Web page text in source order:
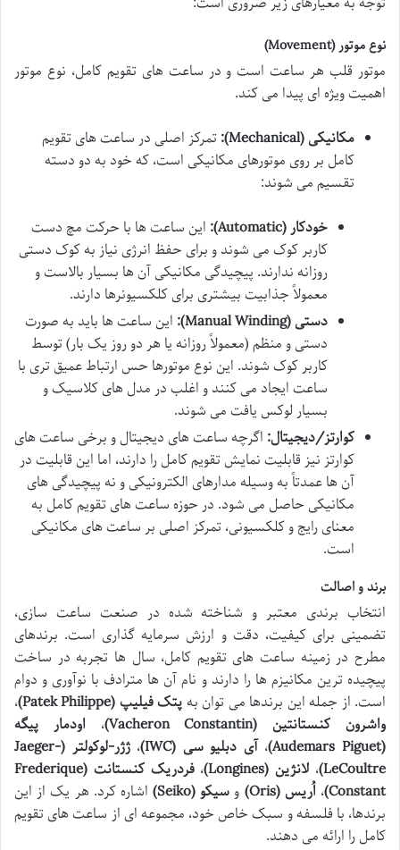
نوع موتور (Movement)
موتور قلب هر ساعت است و در ساعت های تقویم کامل، نوع موتور
اهمیت ویژه ای پیدا می کند.
مکانیکی (Mechanical):
تمرکز اصلی در ساعت های تقویم
کامل بر روی موتورهای مکانیکی است، که خود به دو دسته
تقسیم می شوند:
خودکار (Automatic):
این ساعت ها با حرکت مچ دست
کاربر کوک می شوند و برای حفظ انرژی نیاز به کوک دستی
روزانه ندارند. پیچیدگی مکانیکی آن ها بسیار بالاست و
معمولاً جذابیت بیشتری برای کلکسیونرها دارند.
دستی (Manual Winding):
این ساعت ها باید به صورت
دستی و منظم (معمولاً روزانه یا هر دو روز یک بار) توسط
کاربر کوک شوند. این نوع موتورها حس ارتباط عمیق تری با
ساعت ایجاد می کنند و اغلب در مدل های کلاسیک و
بسیار لوکس یافت می شوند.
کوارتز/دیجیتال: اگرچه ساعت های دیجیتال و برخی ساعت های
کوارتز نیز قابلیت نمایش تقویم کامل را دارند، اما این قابلیت در
آن ها عمدتاً به وسیله مدارهای الکترونیکی و نه پیچیدگی های
مکانیکی حاصل می شود. در حوزه ساعت های تقویم کامل به
معنای رایج و کلکسیونی، تمرکز اصلی بر ساعت های مکانیکی
است.
برند و اصالت
انتخاب برندی معتبر و شناخته شده در صنعت ساعت سازی،
تضمینی برای کیفیت، دقت و ارزش سرمایه گذاری است. برندهای
مطرح در زمینه ساعت های تقویم کامل، سال ها تجربه در ساخت
پیچیده ترین مکانیزم ها را دارند و نام آن ها مترادف با نوآوری و دوام
است. از جمله این برندها می توان بهپتک فیلیپ (Patek Philippe)
،
واشرون کنستانتین (Vacheron Constantin)
، اودمار پیگه
(Audemars Piguet)
،آی دبلیو سی (IWC) ،
ژژر-لوکولتر (Jaeger-
LeCoultre)، لانژین (Longines) ،
فردریک کنستانت (Frederique
Constant)، اُریس (Oris) وسیکو (Seiko)
اشاره کرد. هر یک از این
برندها، با فلسفه و سبک خاص خود، مجموعه ای از ساعت های تقویم
کامل را ارائه می دهند.